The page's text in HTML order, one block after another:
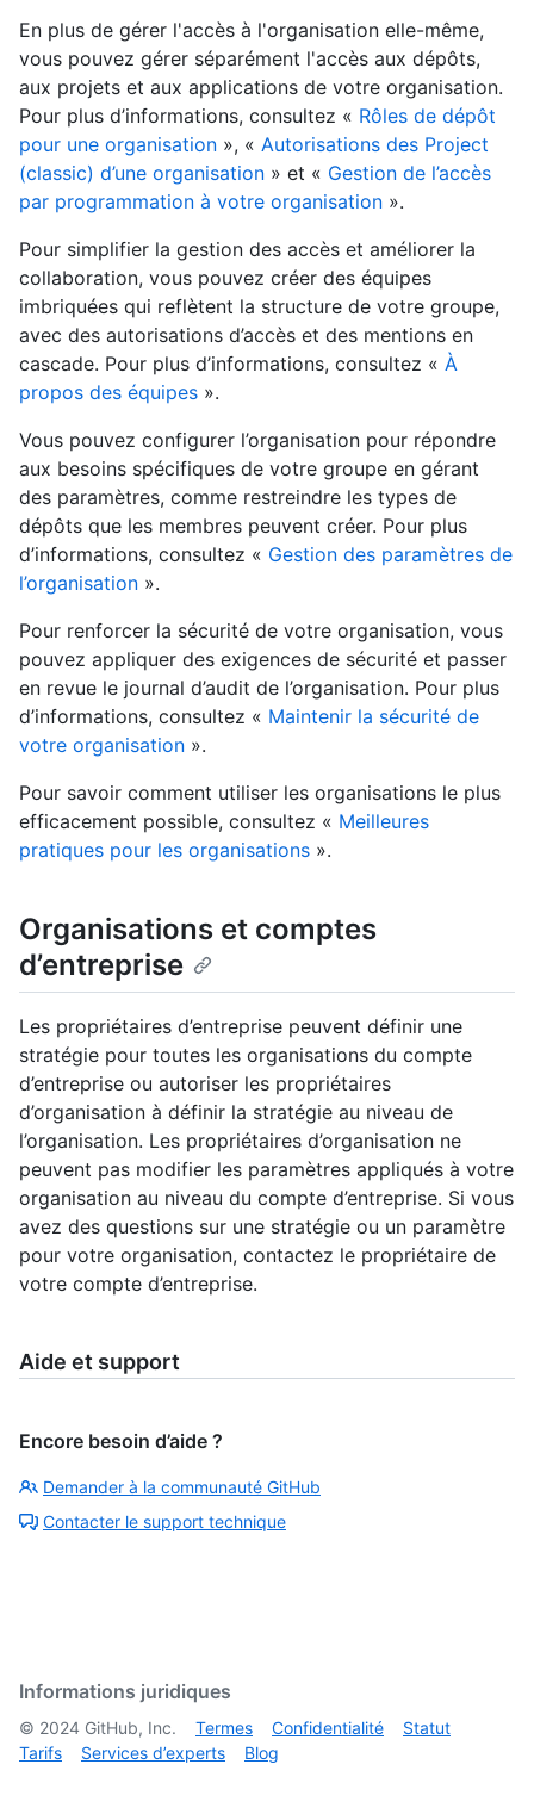
En plus de gérer l'accès à l'organisation elle-même,
vous pouvez gérer séparément l'accès aux dépôts,
aux projets et aux applications de votre organisation.
Pour plus d’informations, consultez « Rôles de dépôt
pour une organisation », « Autorisations des Project
(classic) d’une organisation » et « Gestion de l’accès
par programmation à votre organisation ».
Pour simplifier la gestion des accès et améliorer la
collaboration, vous pouvez créer des équipes
imbriquées qui reflètent la structure de votre groupe,
avec des autorisations d’accès et des mentions en
cascade. Pour plus d’informations, consultez « À
propos des équipes ».
Vous pouvez configurer l’organisation pour répondre
aux besoins spécifiques de votre groupe en gérant
des paramètres, comme restreindre les types de
dépôts que les membres peuvent créer. Pour plus
d’informations, consultez « Gestion des paramètres de
l’organisation ».
Pour renforcer la sécurité de votre organisation, vous
pouvez appliquer des exigences de sécurité et passer
en revue le journal d’audit de l’organisation. Pour plus
d’informations, consultez « Maintenir la sécurité de
votre organisation ».
Pour savoir comment utiliser les organisations le plus
efficacement possible, consultez « Meilleures
pratiques pour les organisations ».
Organisations et comptes
d’entreprise
Les propriétaires d’entreprise peuvent définir une
stratégie pour toutes les organisations du compte
d’entreprise ou autoriser les propriétaires
d’organisation à définir la stratégie au niveau de
l’organisation. Les propriétaires d’organisation ne
peuvent pas modifier les paramètres appliqués à votre
organisation au niveau du compte d’entreprise. Si vous
avez des questions sur une stratégie ou un paramètre
pour votre organisation, contactez le propriétaire de
votre compte d’entreprise.
Aide et support
Encore besoin d’aide ?
Demander à la communauté GitHub
Contacter le support technique
Informations juridiques
© 2024 GitHub, Inc. Termes Confidentialité
Statut
Tarifs
Services d’experts Blog